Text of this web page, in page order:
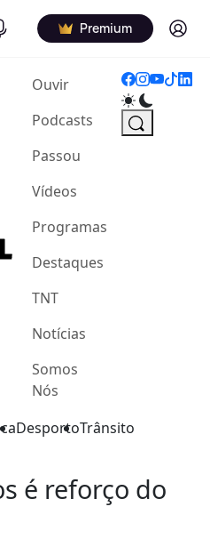
Premium Log in
Ouvir(current)
Podcasts
Passou
Vídeos
Programas
Destaques
TNT
Notícias
Somos
Nós
DesportoTrânsito
é reforço do